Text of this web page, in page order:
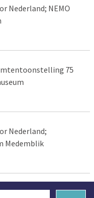
Nederland; NEMO
75
Nederland;
Medemblik